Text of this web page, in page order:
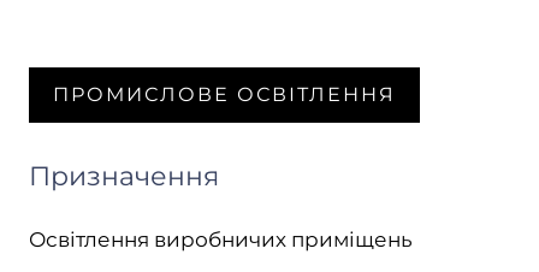
ПРОМИСЛОВЕ ОСВІТЛЕННЯ
Призначення
Освітлення виробничих приміщень